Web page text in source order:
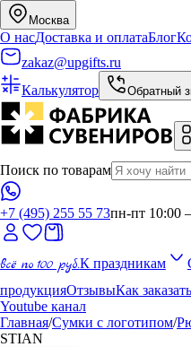
Москва
О насДоставка и оплатаБлог
zakaz@upgifts.ru
Калькулятор
Обратный
Поиск по товарам
+7 (495) 255 55 73пн-пт 10:00
всё по 100 руб.К праздникам
продукцияОтзывыКак заказать
Youtube канал
Главная/Сумки с логотипом/
STIAN